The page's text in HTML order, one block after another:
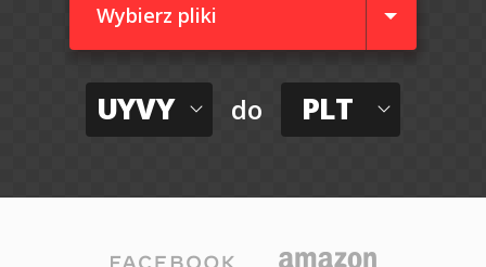
Wybierz pliki
UYVY do PLT